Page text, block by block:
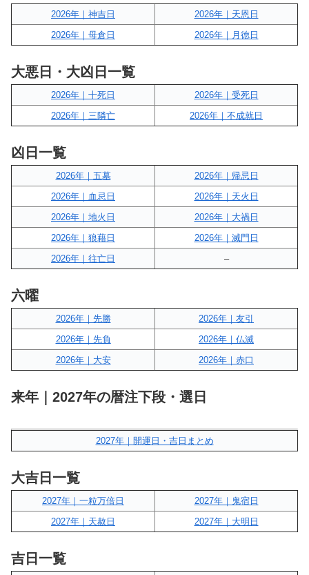
2026年｜神吉日
2026年｜天恩日
2026年｜母倉日
2026年｜月徳日
大悪日・大凶日一覧
2026年｜十死日
2026年｜受死日
2026年｜三隣亡
2026年｜不成就日
凶日一覧
2026年｜五墓
2026年｜帰忌日
2026年｜血忌日
2026年｜天火日
2026年｜地火日
2026年｜大禍日
2026年｜狼藉日
2026年｜滅門日
2026年｜往亡日
–
六曜
2026年｜先勝
2026年｜友引
2026年｜先負
2026年｜仏滅
2026年｜大安
2026年｜赤口
来年｜2027年の暦注下段・選日
2027年｜開運日・吉日まとめ
大吉日一覧
2027年｜一粒万倍日
2027年｜鬼宿日
2027年｜天赦日
2027年｜大明日
吉日一覧